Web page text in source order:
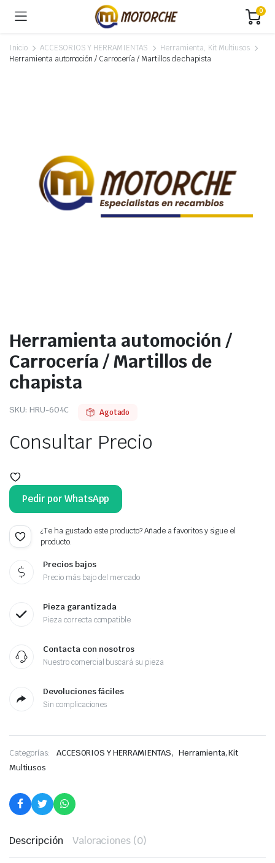
0
Inicio ACCESORIOS Y HERRAMIENTAS
Herramienta, Kit Multiusos
Herramienta automoción / Carrocería / Martillos de chapista
Herramienta automoción /
Carrocería / Martillos de
chapista
SKU: HRU-604C Agotado
Consultar Precio
Pedir por WhatsApp
¿Te ha gustado este producto? Añade a favoritos y sigue el
producto.
Precios bajos
Precio más bajo del mercado
Pieza garantizada
Pieza correcta compatible
Contacta con nosotros
Nuestro comercial buscará su pieza
Devoluciones fáciles
Sin complicaciones
Categorías: ACCESORIOS Y HERRAMIENTAS, Herramienta, Kit
Multiusos
Descripción Valoraciones (0)